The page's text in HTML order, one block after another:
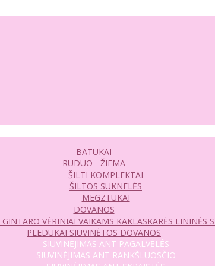
BATUKAI
RUDUO - ŽIEMA
ŠILTI KOMPLEKTAI
ŠILTOS SUKNELĖS
MEGZTUKAI
DOVANOS
GINTARO VĖRINIAI VAIKAMS KAKLASKARĖS LININĖS
PLEDUKAI SIUVINĖTOS DOVANOS
SIUVINĖJIMAS ANT PAGALVĖLĖS
SIUVINĖJIMAS ANT RANKŠLUOSČIO